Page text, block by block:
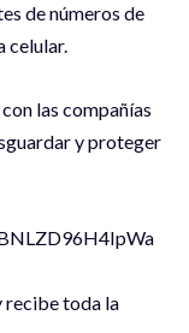
de números de
celular.
las compañías
y proteger
recibe toda la